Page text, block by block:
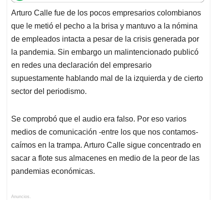
t
s
A
p
p
e
b
o
o
k
k
e
d
I
n
i
l
e
a
d
s
Arturo Calle fue de los pocos empresarios colombianos
que le metió el pecho a la brisa y mantuvo a la nómina
de empleados intacta a pesar de la crisis generada por
la pandemia. Sin embargo un malintencionado publicó
en redes una declaración del empresario
supuestamente hablando mal de la izquierda y de cierto
sector del periodismo.
Se comprobó que el audio era falso. Por eso varios
medios de comunicación -entre los que nos contamos-
caímos en la trampa. Arturo Calle sigue concentrado en
sacar a flote sus almacenes en medio de la peor de las
pandemias económicas.
Anuncios.